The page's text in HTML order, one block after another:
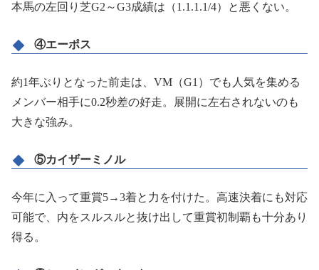
本馬の左回り芝G2～G3成績は（1.1.1.1/4）と悪くない。
④エーポス
約1年ぶりとなった前走は、VM（G1）でも人気を集める
メンバー相手に0.2秒差の好走。展開に左右されないのも
大きな強み。
⑤カイザーミノル
今年に入って重賞5→3着と力を付けた。高速決着にも対応
可能で、内をスルスルと抜け出して重賞初制覇も十分あり
得る。